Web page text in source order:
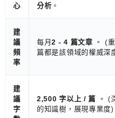
心
分析 。
建
議
頻
率
每月2 - 4 篇文章
。 (
篇都是該領域的權威深
建
議
字
2,500 字以上 / 篇
。 (
的知識樹，展現專業度)